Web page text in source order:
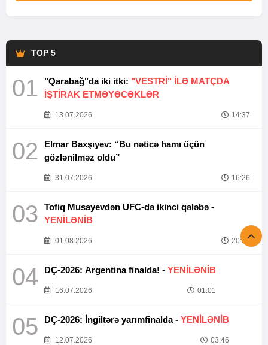
TOP 5
01 "Qarabağ"da iki itki: "VESTRİ" İLƏ MATÇDA
İŞTİRAK ETMƏYƏCƏKLƏR
13.07.2026 14:37
02
Elmar Baxşıyev: “Bu nəticə hamı üçün
gözlənilməz oldu”
31.07.2026 16:26
03
Tofiq Musayevdən UFC-də ikinci qələbə -
YENİLƏNİB
01.08.2026 20:52
04 DÇ-2026: Argentina finalda! - YENİLƏNİB
16.07.2026 01:01
05 DÇ-2026: İngiltərə yarımfinalda - YENİLƏNİB
12.07.2026 03:46